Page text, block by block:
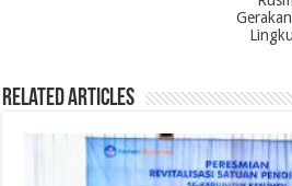
Related Articles